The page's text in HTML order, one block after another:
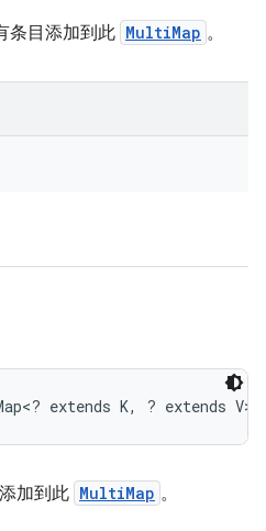
条目添加到此 MultiMap 。
extends K, ? extends V>
加到此 MultiMap 。